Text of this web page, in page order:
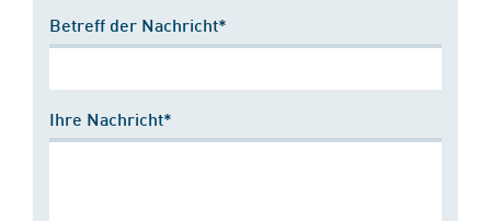
Betreff der Nachricht*
Ihre Nachricht*